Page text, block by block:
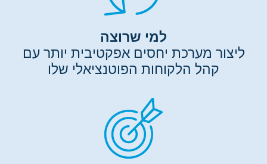
למי שרוצה
ליצור מערכת יחסים אפקטיבית יותר עם
קהל הלקוחות הפוטנציאלי שלו